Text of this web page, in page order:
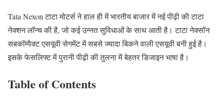
Tata Nexon टाटा मोटर्स ने हाल ही में भारतीय बाजार में नई पीढ़ी की टाटा
नेक्शन लॉन्च की है, जो कई उन्नत सुविधाओं के साथ आती है। टाटा नेक्सॉन
सबकॉम्पैक्ट एसयूवी सेगमेंट में सबसे ज्यादा बिकने वाली एसयूवी बनी हुई है।
इसके फेसलिफ्ट में पुरानी पीढ़ी की तुलना में बेहतर डिजाइन भाषा है।
Table of Contents